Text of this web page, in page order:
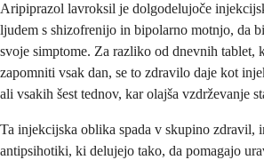
Aripiprazol lavroksil je dolgodelujoče
ljudem s shizofrenijo in bipolarno motnjo, da
svoje simptome. Za razliko od dnevnih tablet,
zapomniti vsak dan, se to zdravilo daje kot
ali vsakih šest tednov, kar olajša vzdrževanje
Ta injekcijska oblika spada v skupino zdravil,
antipsihotiki, ki delujejo tako, da pomagajo